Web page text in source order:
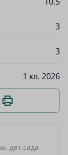
3
3
1 кв. 2026
дет.сада